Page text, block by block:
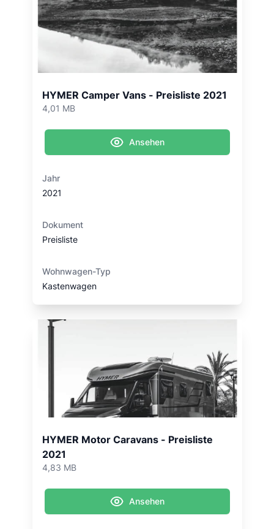
HYMER Camper Vans - Preisliste 2021
4,01 MB
Ansehen
Jahr
2021
Dokument
Preisliste
Wohnwagen-Typ
Kastenwagen
HYMER Motor Caravans - Preisliste
2021
4,83 MB
Ansehen